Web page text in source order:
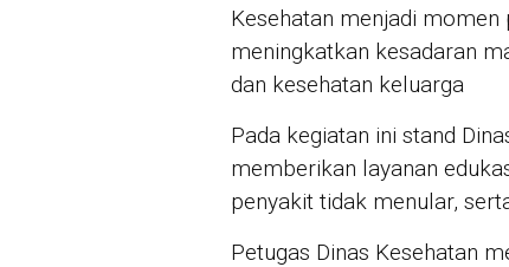
Kesehatan menjadi
meningkatkan kesadaran
dan kesehatan keluarga
Pada kegiatan ini stand
memberikan layanan
penyakit tidak menular,
Petugas Dinas Kesehatan